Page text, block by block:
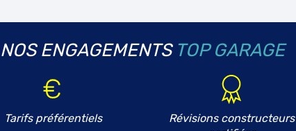
NOS ENGAGEMENTS TOP GARAGE
Tarifs préférentiels
Révisions constructeurs